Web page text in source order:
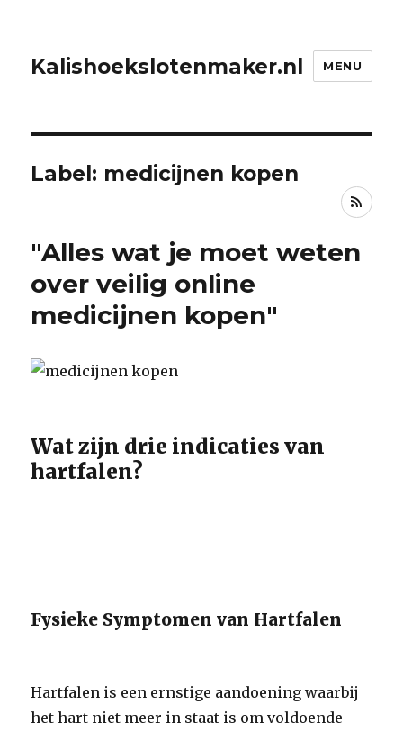
Kalishoekslotenmaker.nl MENU
Label: medicijnen kopen
RSS
"Alles wat je moet weten
over veilig online
medicijnen kopen"
Wat zijn drie indicaties van
hartfalen?
Fysieke Symptomen van Hartfalen
Hartfalen is een ernstige aandoening waarbij
het hart niet meer in staat is om voldoende